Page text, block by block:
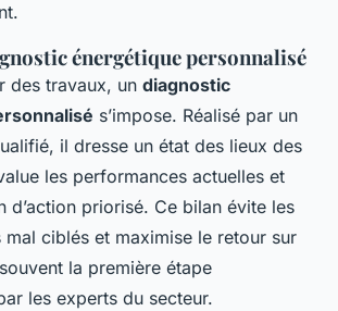
énergétique personnalisé
des travaux, un diagnostic
s’impose. Réalisé par un
il dresse un état des lieux des
les performances actuelles et
d’action priorisé. Ce bilan évite les
mal ciblés et maximise le retour sur
la première étape
les experts du secteur.